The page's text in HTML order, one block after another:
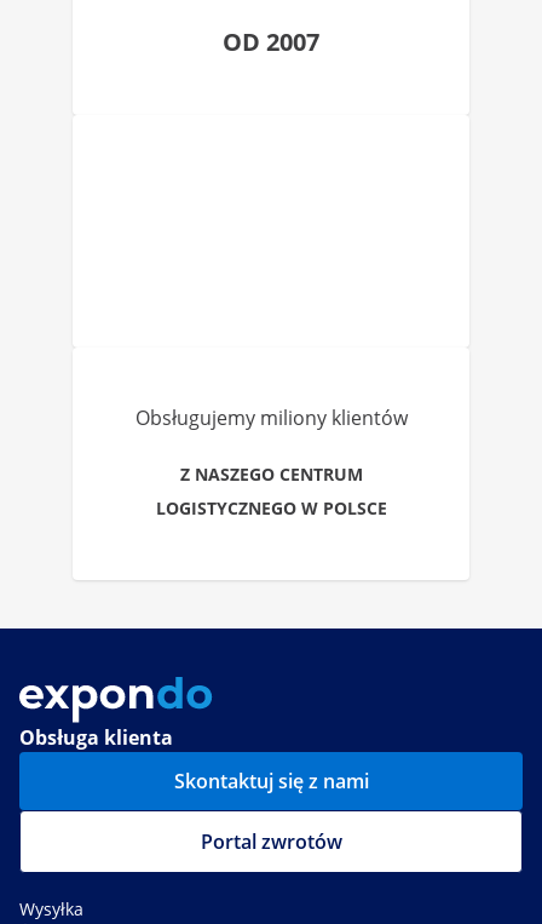
OD 2007
Obsługujemy miliony klientów
Z NASZEGO CENTRUM
LOGISTYCZNEGO W POLSCE
Obsługa klienta
Skontaktuj się z nami
Portal zwrotów
Wysyłka